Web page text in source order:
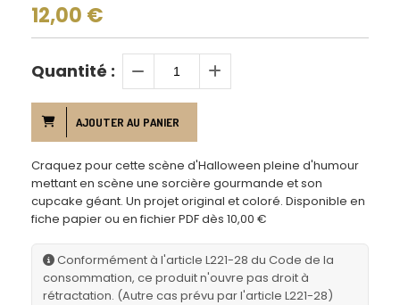
12,00 €
Quantité :
AJOUTER AU PANIER
Craquez pour cette scène d'Halloween pleine d'humour
mettant en scène une sorcière gourmande et son
cupcake géant. Un projet original et coloré. Disponible en
fiche papier ou en fichier PDF dès 10,00 €
Conformément à l'article L221-28 du Code de la
consommation, ce produit n'ouvre pas droit à
rétractation. (Autre cas prévu par l'article L221-28)